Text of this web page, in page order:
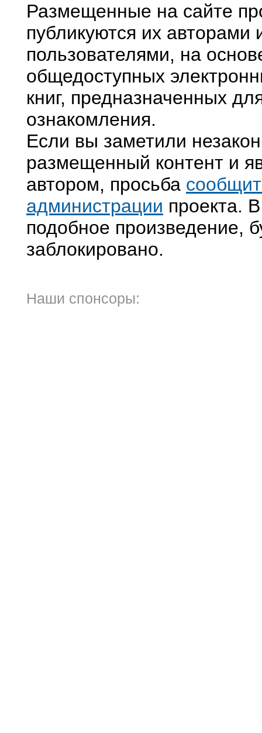
Размещенные на сайте
публикуются их авторами
пользователями, на
общедоступных
книг, предназначенных
ознакомления.
Если вы заметили
размещенный контент и
автором, просьба
администрации проекта.
подобное произведение,
заблокировано.
Наши спонсоры: